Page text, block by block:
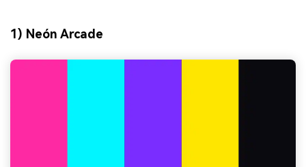
1) Neón Arcade